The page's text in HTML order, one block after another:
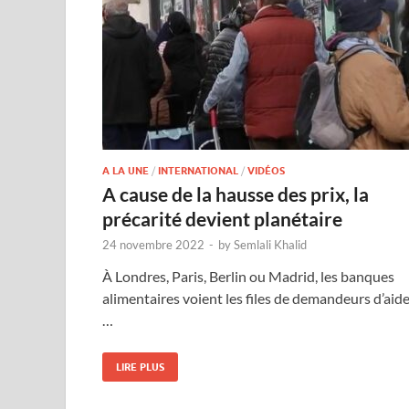
A LA UNE / INTERNATIONAL / VIDÉOS
A cause de la hausse des prix, la
précarité devient planétaire
24 novembre 2022 - bySemlali Khalid
À Londres, Paris, Berlin ou Madrid, les banques
alimentaires voient les files de demandeurs d’aide
LIRE PLUS